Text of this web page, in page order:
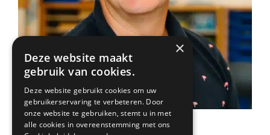
×
Deze website maakt
gebruik van cookies.
Deze website gebruikt cookies om uw
gebruikerservaring te verbeteren. Door
onze website te gebruiken, stemt u in met
alle cookies in overeenstemming met ons